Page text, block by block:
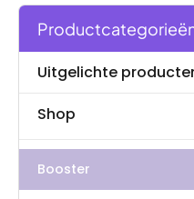
Uitgelichte
Shop
Booster